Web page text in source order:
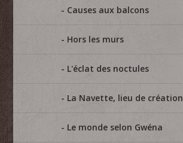
Causes aux balcons
Hors les murs
L'éclat des noctules
La Navette, lieu de création
Le monde selon Gwéna